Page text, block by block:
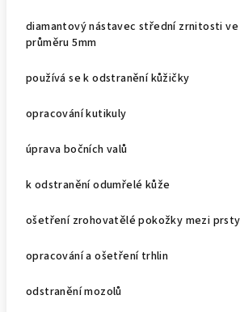
diamantový nástavec střední zrnitosti
průměru 5mm
používá se k odstranění kůžičky
opracování kutikuly
úprava bočních valů
k odstranění odumřelé kůže
ošetření zrohovatělé pokožky mezi prsty
opracování a ošetření trhlin
odstranění mozolů